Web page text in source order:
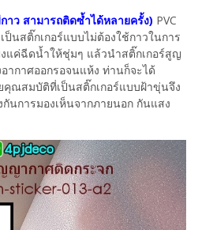
ว สามารถติดซ้ำได้หลายครั้ง) PVC
นสติ๊กเกอร์แบบไม่ต้องใช้กาวในการ
งแค่ฉีดน้ำให้ชุ่มๆ แล้วนำสติ๊กเกอร์สูญ
กาศออกรอจนแห้ง ท่านก็จะได้
คุณสมบัติที่เป็นสติ๊กเกอร์แบบฝ้าขุ่นจึง
นการมองเห็นจากภายนอก กันแสง